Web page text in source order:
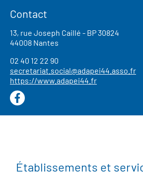
Contact
13, rue Joseph Caillé - BP 30824
44008 Nantes
02 40 12 22 90
secretariat.social@adapei44.asso.fr
https://www.adapei44.fr
https://www.facebook.com/adapei44
Établissements et